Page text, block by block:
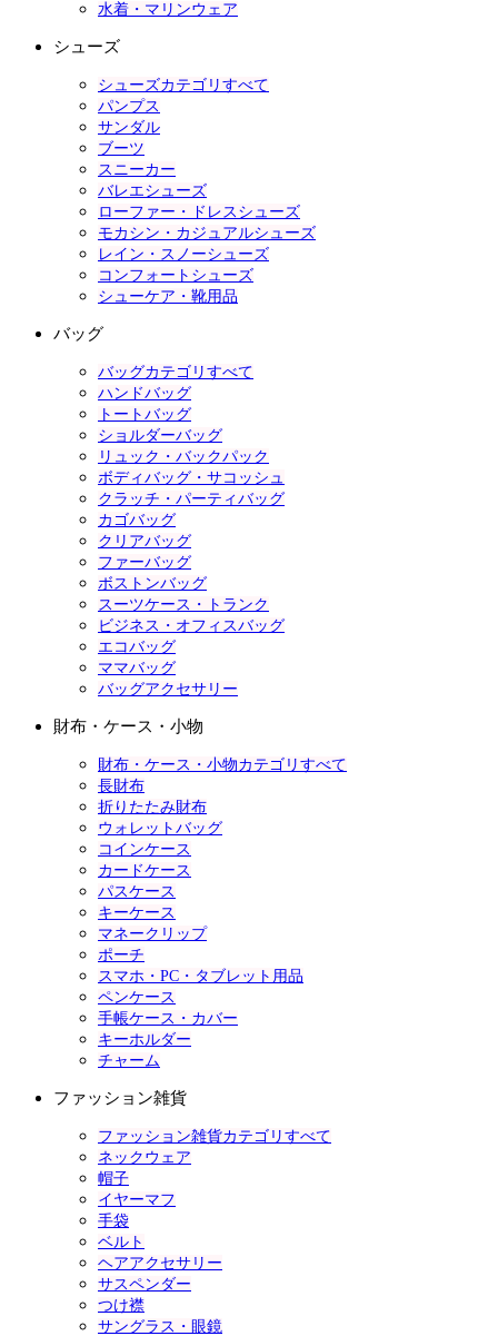
水着・マリンウェア
シューズ
シューズカテゴリすべて
パンプス
サンダル
ブーツ
スニーカー
バレエシューズ
ローファー・ドレスシューズ
モカシン・カジュアルシューズ
レイン・スノーシューズ
コンフォートシューズ
シューケア・靴用品
バッグ
バッグカテゴリすべて
ハンドバッグ
トートバッグ
ショルダーバッグ
リュック・バックパック
ボディバッグ・サコッシュ
クラッチ・パーティバッグ
カゴバッグ
クリアバッグ
ファーバッグ
ボストンバッグ
スーツケース・トランク
ビジネス・オフィスバッグ
エコバッグ
ママバッグ
バッグアクセサリー
財布・ケース・小物
財布・ケース・小物カテゴリすべて
長財布
折りたたみ財布
ウォレットバッグ
コインケース
カードケース
パスケース
キーケース
マネークリップ
ポーチ
スマホ・PC・タブレット用品
ペンケース
手帳ケース・カバー
キーホルダー
チャーム
ファッション雑貨
ファッション雑貨カテゴリすべて
ネックウェア
帽子
イヤーマフ
手袋
ベルト
ヘアアクセサリー
サスペンダー
つけ襟
サングラス・眼鏡